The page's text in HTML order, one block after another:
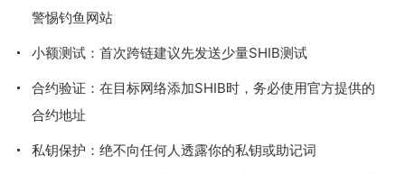
警惕钓鱼网站
小额测试：首次跨链建议先发送少量SHIB测试
合约验证：在目标网络添加SHIB时，务必使用官方提供的
合约地址
私钥保护：绝不向任何人透露你的私钥或助记词